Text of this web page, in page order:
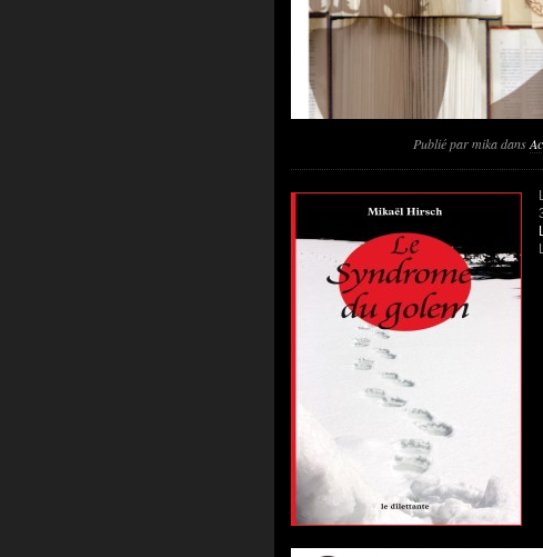
Publié parmikadans